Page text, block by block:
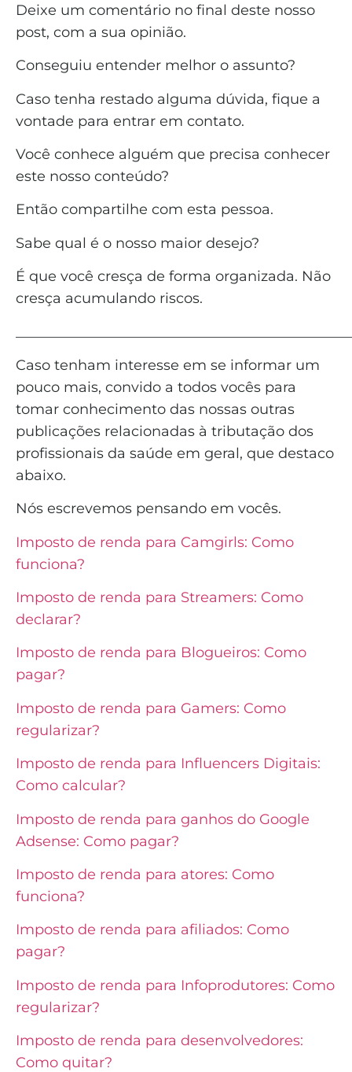
Deixe um comentário no final deste nosso
post, com a sua opinião.
Conseguiu entender melhor o assunto?
Caso tenha restado alguma dúvida, fique a
vontade para entrar em contato.
Você conhece alguém que precisa conhecer
este nosso conteúdo?
Então compartilhe com esta pessoa.
Sabe qual é o nosso maior desejo?
É que você cresça de forma organizada. Não
cresça acumulando riscos.
Caso tenham interesse em se informar um
pouco mais, convido a todos vocês para
tomar conhecimento das nossas outras
publicações relacionadas à tributação dos
profissionais da saúde em geral, que destaco
abaixo.
Nós escrevemos pensando em vocês.
Imposto de renda para Camgirls: Como
funciona?
Imposto de renda para Streamers: Como
declarar?
Imposto de renda para Blogueiros: Como
pagar?
Imposto de renda para Gamers: Como
regularizar?
Imposto de renda para Influencers Digitais:
Como calcular?
Imposto de renda para ganhos do Google
Adsense: Como pagar?
Imposto de renda para atores: Como
funciona?
Imposto de renda para afiliados: Como
pagar?
Imposto de renda para Infoprodutores: Como
regularizar?
Imposto de renda para desenvolvedores:
Como quitar?